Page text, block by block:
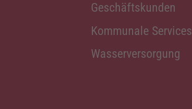
Geschäftskunden
Kommunale Services
Wasserversorgung